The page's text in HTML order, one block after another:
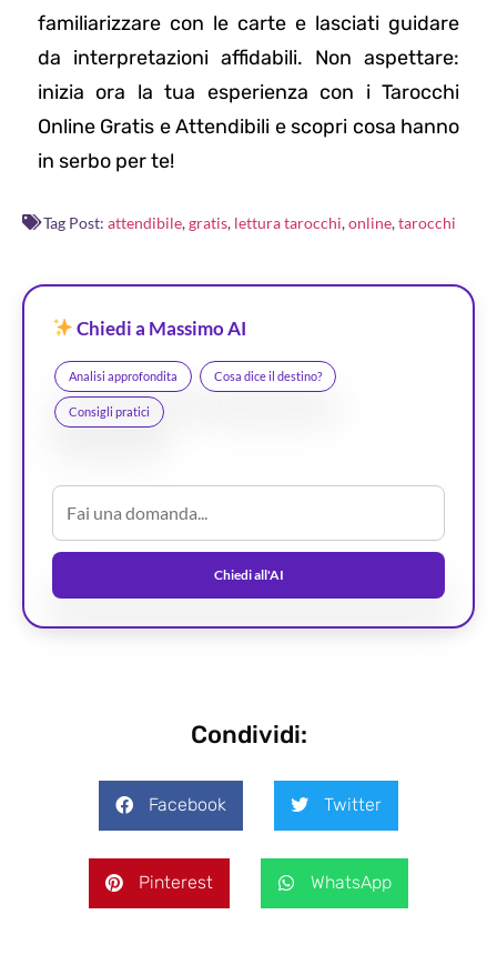
familiarizzare con le carte e lasciati guidare
da interpretazioni affidabili. Non aspettare:
inizia ora la tua esperienza con i Tarocchi
Online Gratis e Attendibili e scopri cosa hanno
in serbo per te!
Tag Post: attendibile,gratis, lettura tarocchi,online,tarocchi
Chiedi a Massimo AI
Analisi approfondita Cosa dice il destino?
Consigli pratici
Chiedi all'AI
Condividi:
Facebook Twitter
Pinterest WhatsApp